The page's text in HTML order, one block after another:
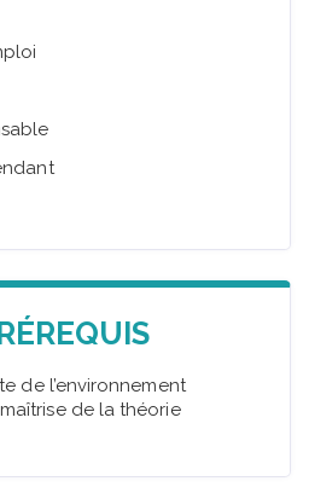
de l’environnement
de la théorie